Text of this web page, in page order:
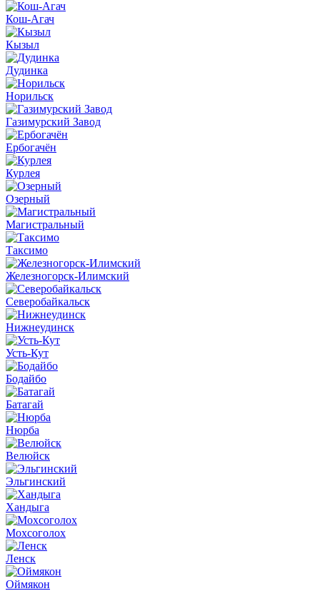
Кош-Агач
Кызыл
Дудинка
Норильск
Газимурский Завод
Ербогачён
Курлея
Озерный
Магистральный
Таксимо
Железногорск-Илимский
Северобайкальск
Нижнеудинск
Усть-Кут
Бодайбо
Батагай
Нюрба
Велюйск
Эльгинский
Хандыга
Мохсоголох
Ленск
Оймякон